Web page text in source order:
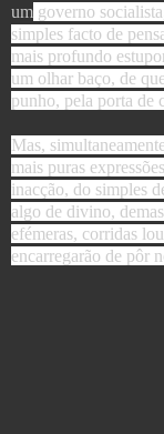
um governo
simples facto de
mais profundo
um olhar baço, de
punho, pela porta de
Mas,
mais puras
inacção, do simples
algo de divino,
efémeras, corridas
encarregarão de pôr